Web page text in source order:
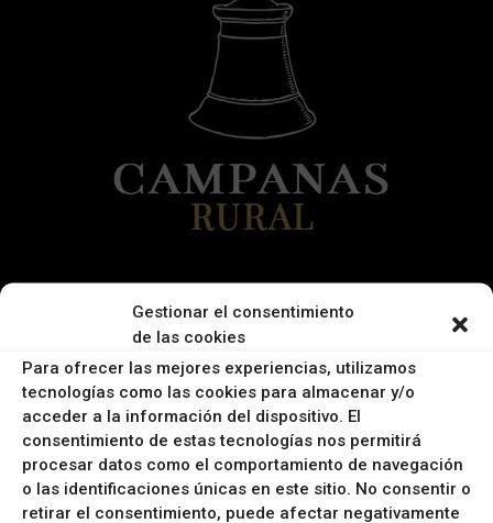
Gestionar el consentimiento
de las cookies
Para ofrecer las mejores experiencias, utilizamos
tecnologías como las cookies para almacenar y/o
acceder a la información del dispositivo. El
consentimiento de estas tecnologías nos permitirá
procesar datos como el comportamiento de navegación
o las identificaciones únicas en este sitio. No consentir o
retirar el consentimiento, puede afectar negativamente
info@campanasrural.com
INFORMACIÓN LEGAL
Política de Privacidad
Política de Cookies